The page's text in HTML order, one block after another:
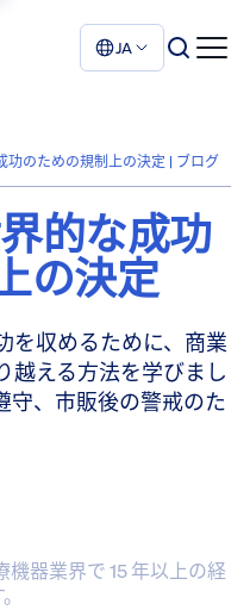
JA
功のための規制上の決定 | ブログ
的な成功
の決定
を収めるために、商業
越える方法を学びまし
守、市販後の警戒のた
機器業界で 15 年以上の経